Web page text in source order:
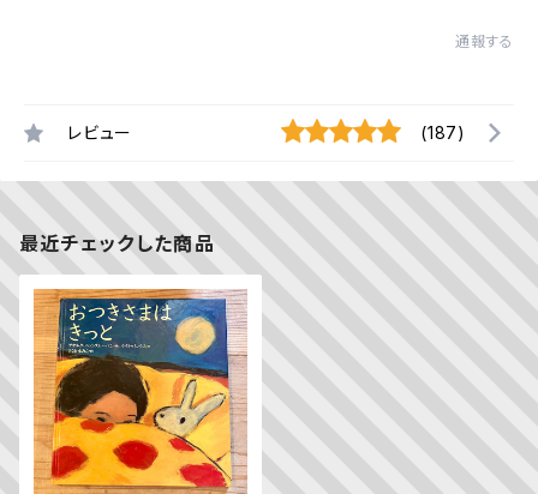
通報する
レビュー (187)
最近チェックした商品